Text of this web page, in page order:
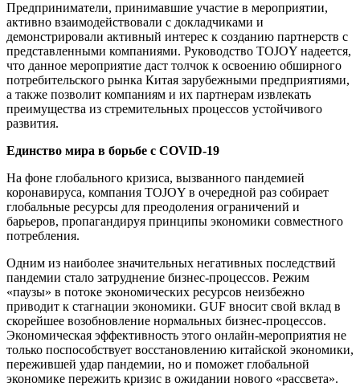
Предприниматели, принимавшие участие в мероприятии,
активно взаимодействовали с докладчиками и
демонстрировали активный интерес к созданию партнерств с
представленными компаниями. Руководство TOJOY надеется,
что данное мероприятие даст толчок к освоению обширного
потребительского рынка Китая зарубежными предприятиями,
а также позволит компаниям и их партнерам извлекать
преимущества из стремительных процессов устойчивого
развития.
Единство мира в борьбе с COVID-19
На фоне глобального кризиса, вызванного пандемией
коронавируса, компания TOJOY в очередной раз собирает
глобальные ресурсы для преодоления ограничений и
барьеров, пропагандируя принципы экономики совместного
потребления.
Одним из наиболее значительных негативных последствий
пандемии стало затруднение бизнес-процессов. Режим
«паузы» в потоке экономических ресурсов неизбежно
приводит к стагнации экономики. GUF вносит свой вклад в
скорейшее возобновление нормальных бизнес-процессов.
Экономическая эффективность этого онлайн-мероприятия не
только поспособствует восстановлению китайской экономики,
пережившей удар пандемии, но и поможет глобальной
экономике пережить кризис в ожидании нового «рассвета».